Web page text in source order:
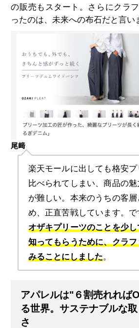
の販売もスタート。さらにクラ
ったのは、未来への布石だと言い
尾﨑
楽天モールに出しても格安
比べられてしまい、商品の
が難しい。本来のうちの客
め、正直苦戦しています。
オザキプリーツのことを少
知ってもらうために、クラ
みることにしました。
アパレルは"６割売れれば
る世界。サステナブルな
さ